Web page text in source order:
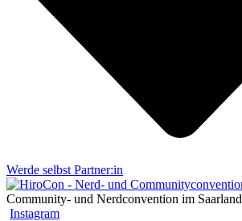
Werde selbst Partner:in
Community- und Nerdconvention im Saarland
Instagram